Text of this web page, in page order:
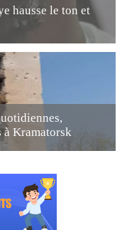
hausse le ton et
à Kramatorsk